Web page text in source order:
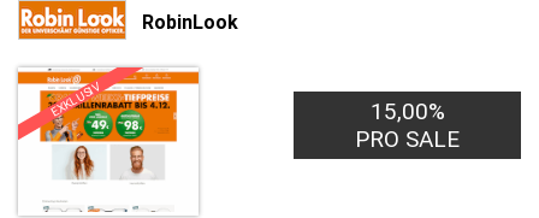
RobinLook
EXKLUSIV
15,00%
PRO SALE